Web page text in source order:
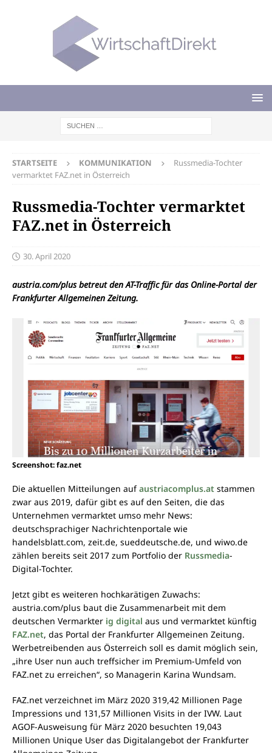
STARTSEITE KOMMUNIKATION
Russmedia-Tochter
vermarktet FAZ.net in Österreich
Russmedia-Tochter vermarktet
FAZ.net in Österreich
30. April 2020
austria.com/plus betreut den AT-Traffic für das Online-Portal der
Frankfurter Allgemeinen Zeitung.
Screenshot: faz.net
Die aktuellen Mitteilungen aufaustriacomplus.at stammen
zwar aus 2019, dafür gibt es auf den Seiten, die das
Unternehmen vermarktet umso mehr News:
deutschsprachiger Nachrichtenportale wie
handelsblatt.com, zeit.de, sueddeutsche.de, und wiwo.de
zählen bereits seit 2017 zum Portfolio der Russmedia-
Digital-Tochter.
Jetzt gibt es weiteren hochkarätigen Zuwachs:
austria.com/plus baut die Zusammenarbeit mit dem
deutschen Vermarkter ig digital aus und vermarktet künftig
FAZ.net, das Portal der Frankfurter Allgemeinen Zeitung.
Werbetreibenden aus Österreich soll es damit möglich sein,
„ihre User nun auch treffsicher im Premium-Umfeld von
FAZ.net zu erreichen“, so Managerin Karina Wundsam.
FAZ.net verzeichnet im März 2020 319,42 Millionen Page
Impressions und 131,57 Millionen Visits in der IVW. Laut
AGOF-Ausweisung für März 2020 besuchten 19,043
Millionen Unique User das Digitalangebot der Frankfurter